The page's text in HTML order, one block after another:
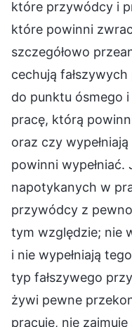
które przywódcy i
które powinni
szczegółowo
cechują
do punktu ósmego
pracę, którą
oraz czy
powinni
napotykanych w
przywódcy z
tym względzie; nie
i nie wypełniają
typ fałszywego
żywi pewne
pracuję, nie